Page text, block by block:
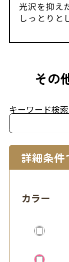
光沢を抑え
しっとりと
その
キーワード検索
詳細条件
カラー